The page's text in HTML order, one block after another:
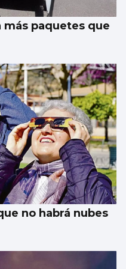
más paquetes que
no habrá nubes